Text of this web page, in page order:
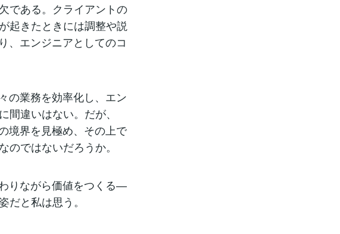
である。クライアントの
起きたときには調整や説
、エンジニアとしてのコ
の業務を効率化し、エン
違いはない。だが、
境界を見極め、その上で
ではないだろうか。
りながら価値をつくる―
と私は思う。